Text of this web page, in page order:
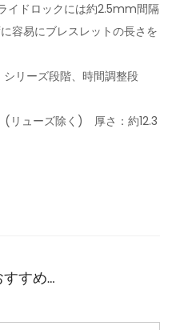
イドロックには約2.5mm間隔
容易にブレスレットの長さを
リーズ段階、時間調整段
(リューズ除く) 厚さ：約12.3
すすめ…